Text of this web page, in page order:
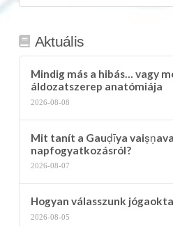
kategória
Aktuális
Mindig más a hibás… vagy
áldozatszerep anatómiája
2026-08-08
Mit tanít a Gauḍīya
napfogyatkozásról?
2026-08-07
Hogyan válasszunk
2026-08-05